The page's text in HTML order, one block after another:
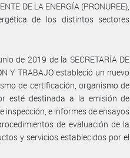
DE LA ENERGÍA (PRONUREE),
de los distintos sectores
de 2019 de la SECRETARÍA DE
Y TRABAJO estableció un nuevo
de certificación, organismo de
esté destinada a la emisión de
e informes de ensayos
de evaluación de la
y servicios establecidos por el